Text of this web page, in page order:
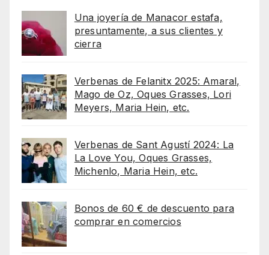
Una joyería de Manacor estafa,
presuntamente, a sus clientes y
cierra
Verbenas de Felanitx 2025: Amaral,
Mago de Oz, Oques Grasses, Lori
Meyers, Maria Hein, etc.
Verbenas de Sant Agustí 2024: La
La Love You, Oques Grasses,
Michenlo, Maria Hein, etc.
Bonos de 60 € de descuento para
comprar en comercios